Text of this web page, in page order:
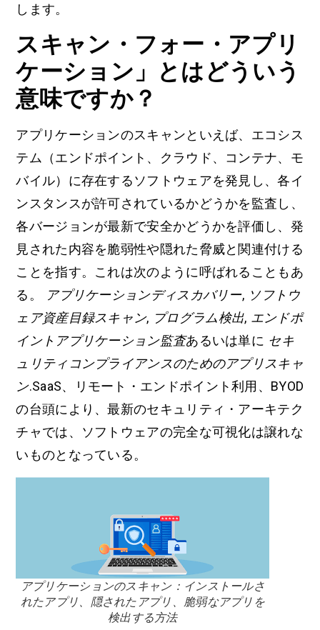
します。
スキャン・フォー・アプリ
ケーション」とはどういう
意味ですか？
アプリケーションのスキャンといえば、エコシス
テム（エンドポイント、クラウド、コンテナ、モ
バイル）に存在するソフトウェアを発見し、各イ
ンスタンスが許可されているかどうかを監査し、
各バージョンが最新で安全かどうかを評価し、発
見された内容を脆弱性や隠れた脅威と関連付ける
ことを指す。これは次のように呼ばれることもあ
る。
アプリケーションディスカバリー, ソフトウ
ェア資産目録スキャン, プログラム検出, エンドポ
イントアプリケーション監査あるいは単に セキ
ュリティコンプライアンスのためのアプリスキャ
ン.SaaS、リモート・エンドポイント利用、BYOD
の台頭により、最新のセキュリティ・アーキテク
チャでは、ソフトウェアの完全な可視化は譲れな
いものとなっている。
アプリケーションのスキャン：インストールさ
れたアプリ、隠されたアプリ、脆弱なアプリを
検出する方法